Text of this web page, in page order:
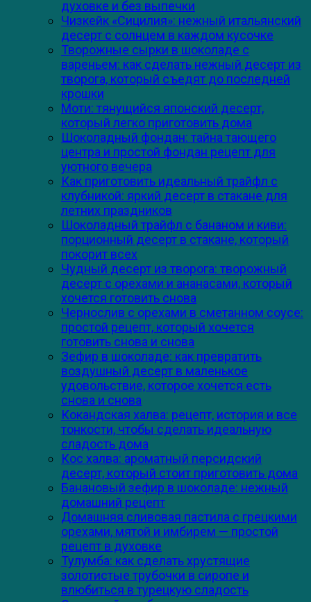
духовке и без выпечки
Чизкейк «Сицилия»: нежный итальянский
десерт с солнцем в каждом кусочке
Творожные сырки в шоколаде с
вареньем: как сделать нежный десерт из
творога, который съедят до последней
крошки
Моти: тянущийся японский десерт,
который легко приготовить дома
Шоколадный фондан: тайна тающего
центра и простой фондан рецепт для
уютного вечера
Как приготовить идеальный трайфл с
клубникой: яркий десерт в стакане для
летних праздников
Шоколадный трайфл с бананом и киви:
порционный десерт в стакане, который
покорит всех
Чудный десерт из творога: творожный
десерт с орехами и ананасами, который
хочется готовить снова
Чернослив с орехами в сметанном соусе:
простой рецепт, который хочется
готовить снова и снова
Зефир в шоколаде: как превратить
воздушный десерт в маленькое
удовольствие, которое хочется есть
снова и снова
Кокандская халва: рецепт, история и все
тонкости, чтобы сделать идеальную
сладость дома
Кос халва: ароматный персидский
десерт, который стоит приготовить дома
Банановый зефир в шоколаде: нежный
домашний рецепт
Домашняя сливовая пастила с грецкими
орехами, мятой и имбирем — простой
рецепт в духовке
Тулумба: как сделать хрустящие
золотистые трубочки в сиропе и
влюбиться в турецкую сладость